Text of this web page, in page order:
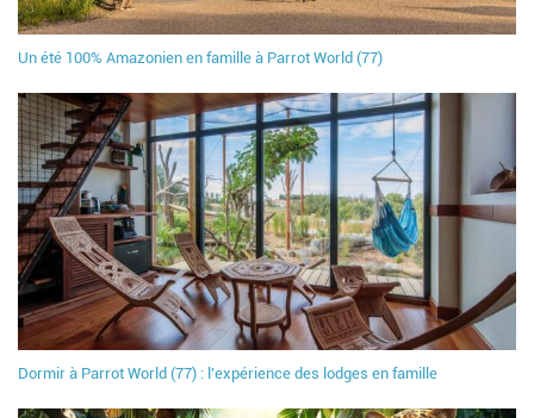
Un été 100% Amazonien en famille à Parrot World (77)
Dormir à Parrot World (77) : l'expérience des lodges en famille